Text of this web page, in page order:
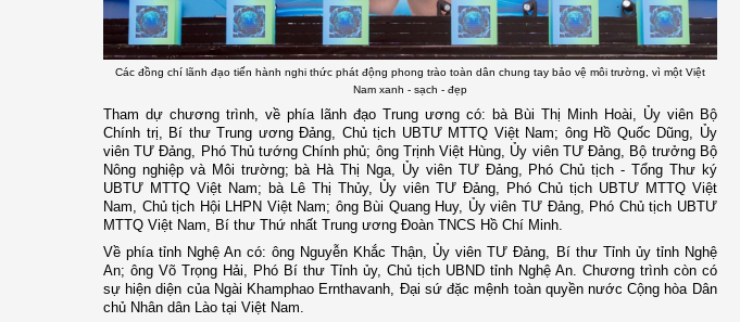
Các đồng chí lãnh đạo tiến hành nghi thức phát động phong trào toàn dân chung tay bảo vệ môi trường, vì một Việt
Nam xanh - sạch - đẹp
Tham dự chương trình, về phía lãnh đạo Trung ương có: bà Bùi Thị Minh Hoài, Ủy viên Bộ
Chính trị, Bí thư Trung ương Đảng, Chủ tịch UBTƯ MTTQ Việt Nam; ông Hồ Quốc Dũng, Ủy
viên TƯ Đảng, Phó Thủ tướng Chính phủ; ông Trịnh Việt Hùng, Ủy viên TƯ Đảng, Bộ trưởng Bộ
Nông nghiệp và Môi trường; bà Hà Thị Nga, Ủy viên TƯ Đảng, Phó Chủ tịch - Tổng Thư ký
UBTƯ MTTQ Việt Nam; bà Lê Thị Thủy, Ủy viên TƯ Đảng, Phó Chủ tịch UBTƯ MTTQ Việt
Nam, Chủ tịch Hội LHPN Việt Nam; ông Bùi Quang Huy, Ủy viên TƯ Đảng, Phó Chủ tịch UBTƯ
MTTQ Việt Nam, Bí thư Thứ nhất Trung ương Đoàn TNCS Hồ Chí Minh.
Về phía tỉnh Nghệ An có: ông Nguyễn Khắc Thận, Ủy viên TƯ Đảng, Bí thư Tỉnh ủy tỉnh Nghệ
An; ông Võ Trọng Hải, Phó Bí thư Tỉnh ủy, Chủ tịch UBND tỉnh Nghệ An. Chương trình còn có
sự hiện diện của Ngài Khamphao Ernthavanh, Đại sứ đặc mệnh toàn quyền nước Cộng hòa Dân
chủ Nhân dân Lào tại Việt Nam.